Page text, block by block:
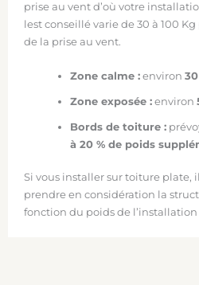
prise au vent d’où votre
lest conseillé varie de 30 à 100
de la prise au vent.
Zone calme : environ
Zone exposée : environ
Bords de toiture :
à 20 % de poids
Si vous installer sur toiture plate,
prendre en considération la
fonction du poids de l’installation